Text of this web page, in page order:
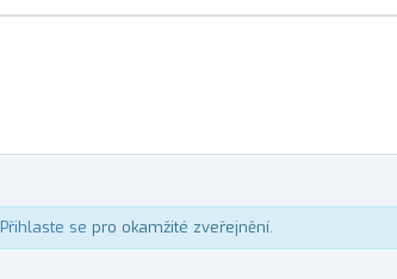
Přihlaste se pro okamžité zveřejnění.